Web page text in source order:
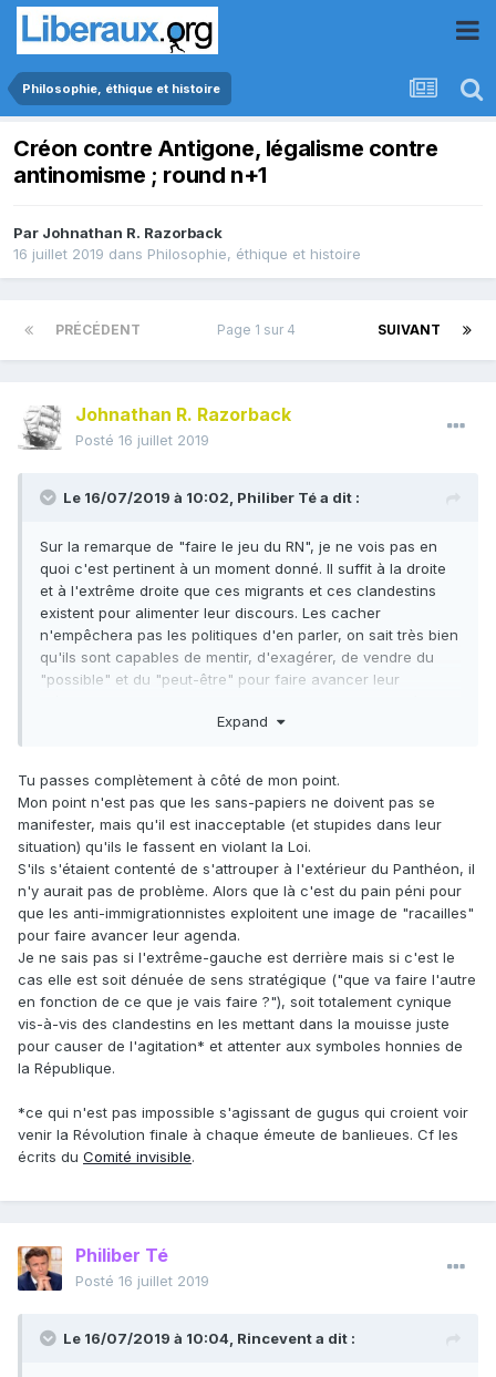
Philosophie, éthique et histoire
Créon contre Antigone, légalisme contre
antinomisme ; round n+1
Par Johnathan R. Razorback
16 juillet 2019 dans Philosophie, éthique et histoire
PRÉCÉDENT SUIVANT
Page 1 sur 4
Johnathan R. Razorback
Posté 16 juillet 2019
Le 16/07/2019 à 10:02, Philiber Téa dit :
Sur la remarque de "faire le jeu du RN", je ne vois pas en
quoi c'est pertinent à un moment donné. Il suffit à la droite
et à l'extrême droite que ces migrants et ces clandestins
existent pour alimenter leur discours. Les cacher
n'empêchera pas les politiques d'en parler, on sait très bien
qu'ils sont capables de mentir, d'exagérer, de vendre du
"possible" et du "peut-être" pour faire avancer leur
parce que nos ennemis en profiterons pour en parler
La majorité fait ce constat par magie ou bien les "opprimés"
qui se sont plaints de leur condition ont joué un rôle dans
cette prise de conscience ?
Expand
Tu passes complètement à côté de mon point.
Mon point n'est pas que les sans-papiers ne doivent pas se
manifester, mais qu'il est inacceptable (et stupides dans leur
situation) qu'ils le fassent en violant la Loi.
S'ils s'étaient contenté de s'attrouper à l'extérieur du Panthéon, il
n'y aurait pas de problème. Alors que là c'est du pain péni pour
que les anti-immigrationnistes exploitent une image de "racailles"
pour faire avancer leur agenda.
Je ne sais pas si l'extrême-gauche est derrière mais si c'est le
cas elle est soit dénuée de sens stratégique ("que va faire l'autre
en fonction de ce que je vais faire ?"), soit totalement cynique
vis-à-vis des clandestins en les mettant dans la mouisse juste
pour causer de l'agitation* et attenter aux symboles honnies de
la République.
*ce qui n'est pas impossible s'agissant de gugus qui croient voir
venir la Révolution finale à chaque émeute de banlieues. Cf les
écrits du Comité invisible.
Philiber Té
Posté 16 juillet 2019
Le 16/07/2019 à 10:04, Rinceventa dit :